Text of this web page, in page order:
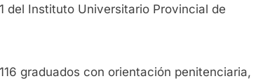
del Instituto Universitario Provincial de
graduados con orientación penitenciaria,